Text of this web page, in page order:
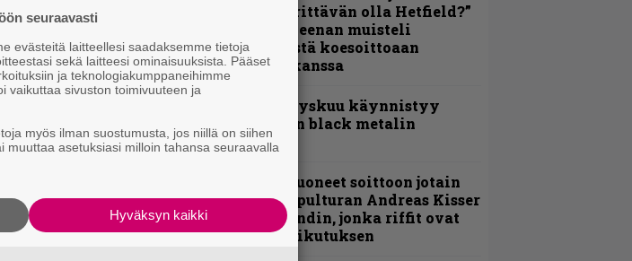
puhutaan!
sähköpostiin
nulikan yrittävän olla Hetfield?”
– Pepper Keenan muisteli
ensimmäistä koesoittoaan
hevijätin kanssa
Espoon syyskuu käynnistyy
kotimaisen black metalin
merkeissä
”He ovat tuoneet soittoon jotain
uutta” – Sepulturan Andreas Kisser
nimeää bändin, jonka riffit ovat
tehneet vaikutuksen
seuraavasti
evästeitä laitteellesi saadaksemme tietoja
sekä laitteesi ominaisuuksista. Pääset
ja teknologiakumppaneihimme
vaikuttaa sivuston toimivuuteen ja
myös ilman suostumusta, jos niillä on siihen
muuttaa asetuksiasi milloin tahansa seuraavalla
Hyväksyn kaikki